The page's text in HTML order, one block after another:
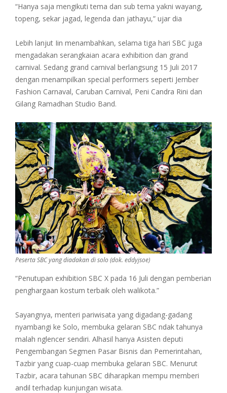
“Hanya saja mengikuti tema dan sub tema yakni wayang,
topeng, sekar jagad, legenda dan jathayu,” ujar dia
Lebih lanjut Iin menambahkan, selama tiga hari SBC juga
mengadakan serangkaian acara exhibition dan grand
carnival. Sedang grand carnival berlangsung 15 Juli 2017
dengan menampilkan special performers seperti Jember
Fashion Carnaval, Caruban Carnival, Peni Candra Rini dan
Gilang Ramadhan Studio Band.
Peserta SBC yang diadakan di solo (dok. eddyjsoe)
“Penutupan exhibition SBC X pada 16 Juli dengan pemberian
penghargaan kostum terbaik oleh walikota.”
Sayangnya, menteri pariwisata yang digadang-gadang
nyambangi ke Solo, membuka gelaran SBC ndak tahunya
malah nglencer sendiri. Alhasil hanya Asisten deputi
Pengembangan Segmen Pasar Bisnis dan Pemerintahan,
Tazbir yang cuap-cuap membuka gelaran SBC. Menurut
Tazbir, acara tahunan SBC diharapkan mempu memberi
andil terhadap kunjungan wisata.